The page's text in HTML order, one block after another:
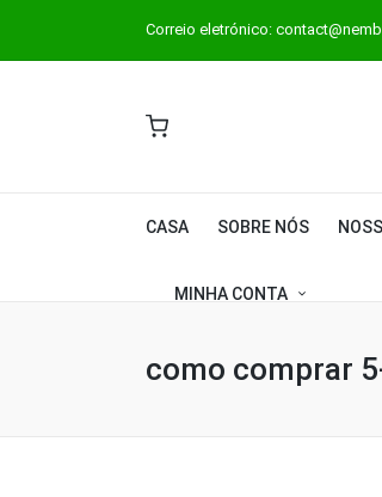
Correio eletrónico:
CASA SOBRE NÓS
MINHA CONTA
como comprar